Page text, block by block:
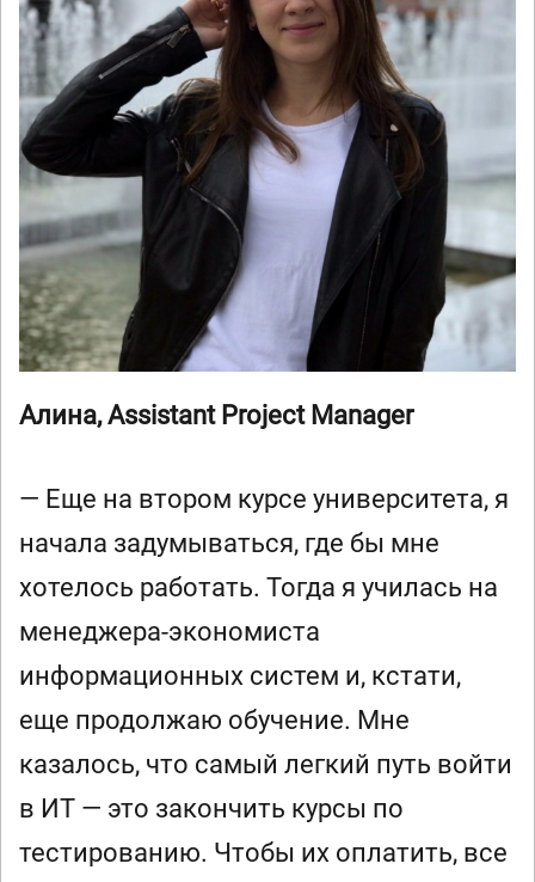
Алина, Assistant Project Manager
— Еще на втором курсе университета, я
начала задумываться, где бы мне
хотелось работать. Тогда я училась на
менеджера-экономиста
информационных систем и, кстати,
еще продолжаю обучение. Мне
казалось, что самый легкий путь войти
в ИТ — это закончить курсы по
тестированию. Чтобы их оплатить, все